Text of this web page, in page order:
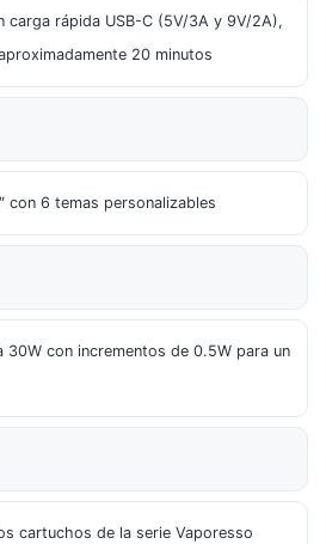
carga rápida USB-C (5V/3A y 9V/2A),
20 minutos
con 6 temas personalizables
30W con incrementos de 0.5W para un
cartuchos de la serie Vaporesso